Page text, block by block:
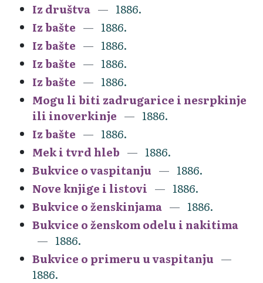
Iz društva
1886.
Iz bašte
1886.
Iz bašte
1886.
Iz bašte
1886.
Iz bašte
1886.
Mogu li biti zadrugarice i nesrpkinje
ili inoverkinje
1886.
Iz bašte
1886.
Mek i tvrd hleb
1886.
Bukvice o vaspitanju
1886.
Nove knjige i listovi
1886.
Bukvice o ženskinjama
1886.
Bukvice o ženskom odelu i nakitima
1886.
Bukvice o primeru u vaspitanju
1886.